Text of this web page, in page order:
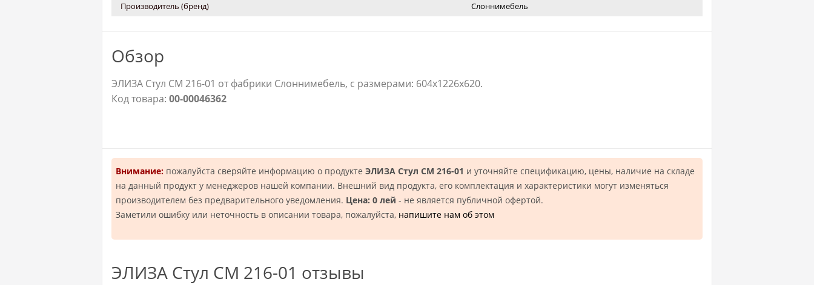
Производитель (бренд)
Слоннимебель
Обзор
ЭЛИЗА Стул СМ 216-01 от фабрики Слоннимебель, с размерами: 604x1226x620.
Код товара: 00-00046362
Внимание: пожалуйста сверяйте информацию о продукте ЭЛИЗА Стул СМ 216-01 и уточняйте спецификацию, цены, наличие на складе
на данный продукт у менеджеров нашей компании. Внешний вид продукта, его комплектация и характеристики могут изменяться
производителем без предварительного уведомления. Цена: 0 лей - не является публичной офертой.
Заметили ошибку или неточность в описании товара, пожалуйста, напишите нам об этом
ЭЛИЗА Стул СМ 216-01 отзывы